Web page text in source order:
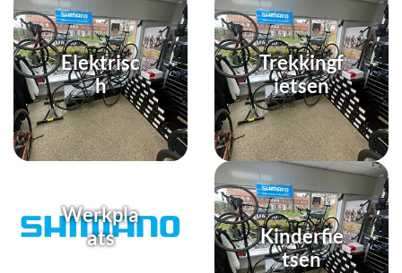
Elektrisc
h
Trekkingf
ietsen
Werkpla
ats
Kinderfie
tsen